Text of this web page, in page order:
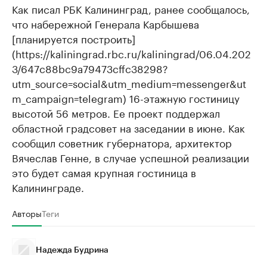
Как писал РБК Калининград, ранее сообщалось,
что набережной Генерала Карбышева
[планируется построить]
(https://kaliningrad.rbc.ru/kaliningrad/06.04.202
3/647c88bc9a79473cffc38298?
utm_source=social&utm_medium=messenger&ut
m_campaign=telegram) 16-этажную гостиницу
высотой 56 метров. Ее проект поддержал
областной градсовет на заседании в июне. Как
сообщил советник губернатора, архитектор
Вячеслав Генне, в случае успешной реализации
это будет самая крупная гостиница в
Калининграде.
АвторыТеги
Надежда Будрина